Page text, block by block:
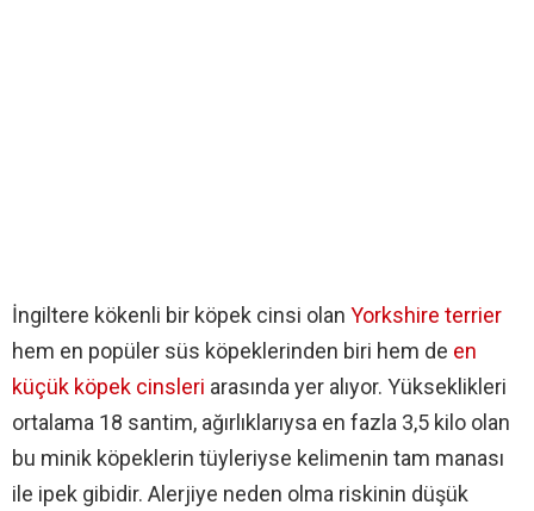
İngiltere kökenli bir köpek cinsi olan Yorkshire terrier
hem en popüler süs köpeklerinden biri hem de en
küçük köpek cinsleri arasında yer alıyor. Yükseklikleri
ortalama 18 santim, ağırlıklarıysa en fazla 3,5 kilo olan
bu minik köpeklerin tüyleriyse kelimenin tam manası
ile ipek gibidir. Alerjiye neden olma riskinin düşük